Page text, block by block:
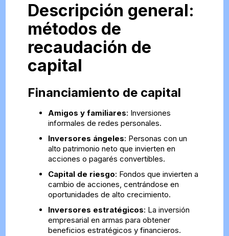
Descripción general:
métodos de
recaudación de
capital
Financiamiento de capital
Amigos y familiares: Inversiones
informales de redes personales.
Inversores ángeles: Personas con un
alto patrimonio neto que invierten en
acciones o pagarés convertibles.
Capital de riesgo: Fondos que invierten a
cambio de acciones, centrándose en
oportunidades de alto crecimiento.
Inversores estratégicos: La inversión
empresarial en armas para obtener
beneficios estratégicos y financieros.